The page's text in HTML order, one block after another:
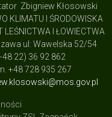
Zbigniew Kłosowski
KLIMATU I ŚRODOWISKA
LEŚNICTWA I ŁOWIECTWA
ul: Wawelska 52/54
22) 36 92 862
+48 728 935 267